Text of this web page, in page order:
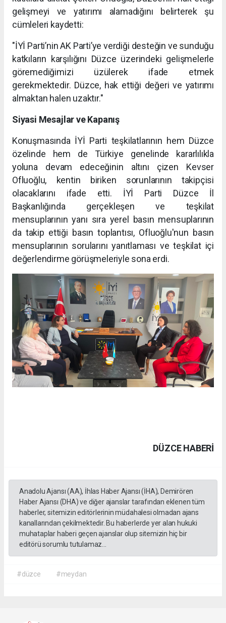
gelişmeyi ve yatırımı alamadığını belirterek şu
cümleleri kaydetti:
"İYİ Parti’nin AK Parti’ye verdiği desteğin ve sunduğu
katkıların karşılığını Düzce üzerindeki gelişmelerle
göremediğimizi üzülerek ifade etmek
gerekmektedir. Düzce, hak ettiği değeri ve yatırımı
almaktan halen uzaktır."
Siyasi Mesajlar ve Kapanış
Konuşmasında İYİ Parti teşkilatlarının hem Düzce
özelinde hem de Türkiye genelinde kararlılıkla
yoluna devam edeceğinin altını çizen Kevser
Ofluoğlu, kentin biriken sorunlarının takipçisi
olacaklarını ifade etti. İYİ Parti Düzce İl
Başkanlığında gerçekleşen ve teşkilat
mensuplarının yanı sıra yerel basın mensuplarının
da takip ettiği basın toplantısı, Ofluoğlu'nun basın
mensuplarının sorularını yanıtlaması ve teşkilat içi
değerlendirme görüşmeleriyle sona erdi.
DÜZCE HABERİ
Anadolu Ajansı (AA), İhlas Haber Ajansı (İHA), Demirören
Haber Ajansı (DHA) ve diğer ajanslar tarafından eklenen tüm
haberler, sitemizin editörlerinin müdahalesi olmadan ajans
kanallarından çekilmektedir. Bu haberlerde yer alan hukuki
muhataplar haberi geçen ajanslar olup sitemizin hiç bir
editörü sorumlu tutulamaz...
#düzce #meydan